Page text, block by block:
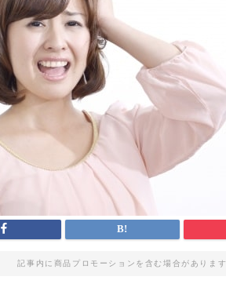
記事内に商品プロモーションを含む場合があります